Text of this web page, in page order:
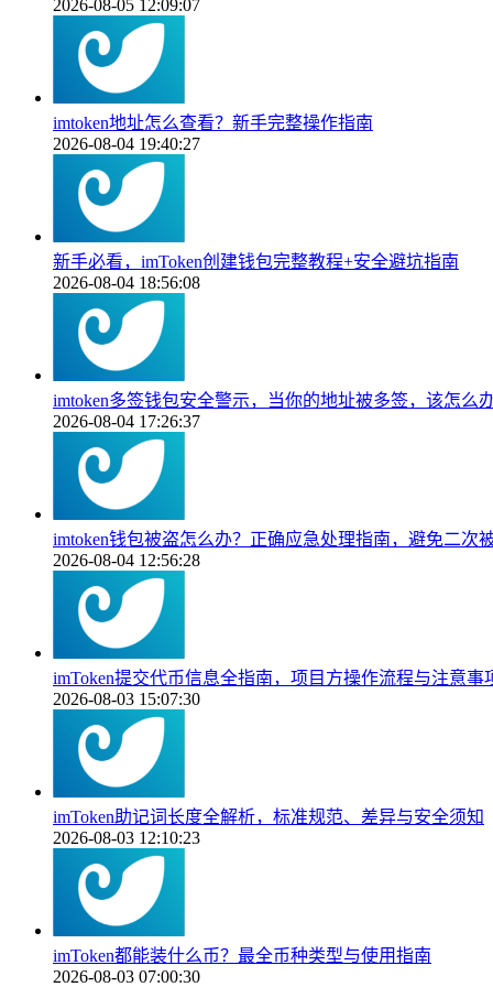
2026-08-05 12:09:07
imtoken地址怎么查看？新手完整操作指南
2026-08-04 19:40:27
新手必看，imToken创建钱包完整教程+安全避坑指南
2026-08-04 18:56:08
imtoken多签钱包安全警示，当你的地址被多签，该怎么
2026-08-04 17:26:37
imtoken钱包被盗怎么办？正确应急处理指南，避免二次
2026-08-04 12:56:28
imToken提交代币信息全指南，项目方操作流程与注意事
2026-08-03 15:07:30
imToken助记词长度全解析，标准规范、差异与安全须知
2026-08-03 12:10:23
imToken都能装什么币？最全币种类型与使用指南
2026-08-03 07:00:30